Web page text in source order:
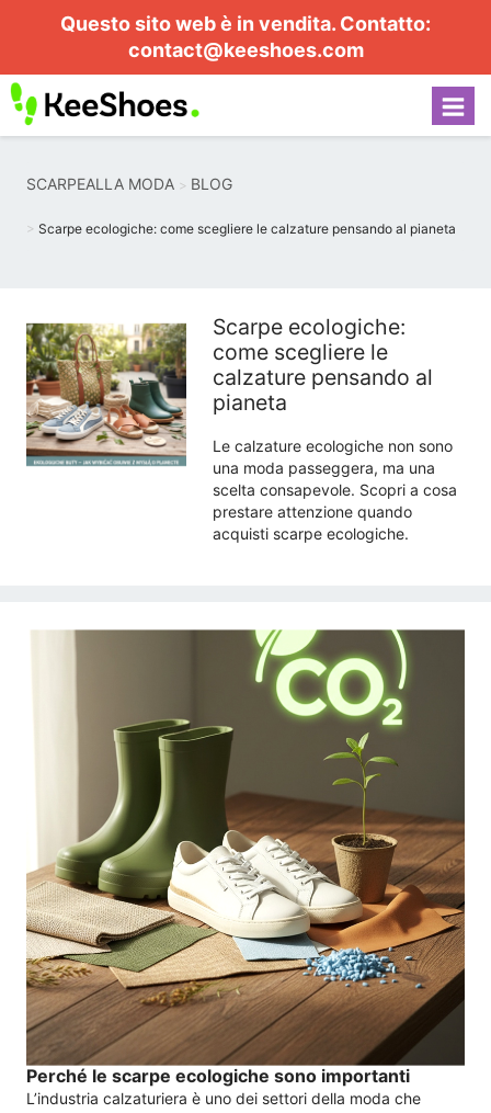
Questo sito web è in vendita. Contatto:
contact@keeshoes.com
SCARPEALLA MODA BLOG
Scarpe ecologiche: come scegliere le calzature pensando al pianeta
Scarpe ecologiche:
come scegliere le
calzature pensando al
pianeta
Le calzature ecologiche non sono
una moda passeggera, ma una
scelta consapevole. Scopri a cosa
prestare attenzione quando
acquisti scarpe ecologiche.
Perché le scarpe ecologiche sono importanti
L’industria calzaturiera è uno dei settori della moda che